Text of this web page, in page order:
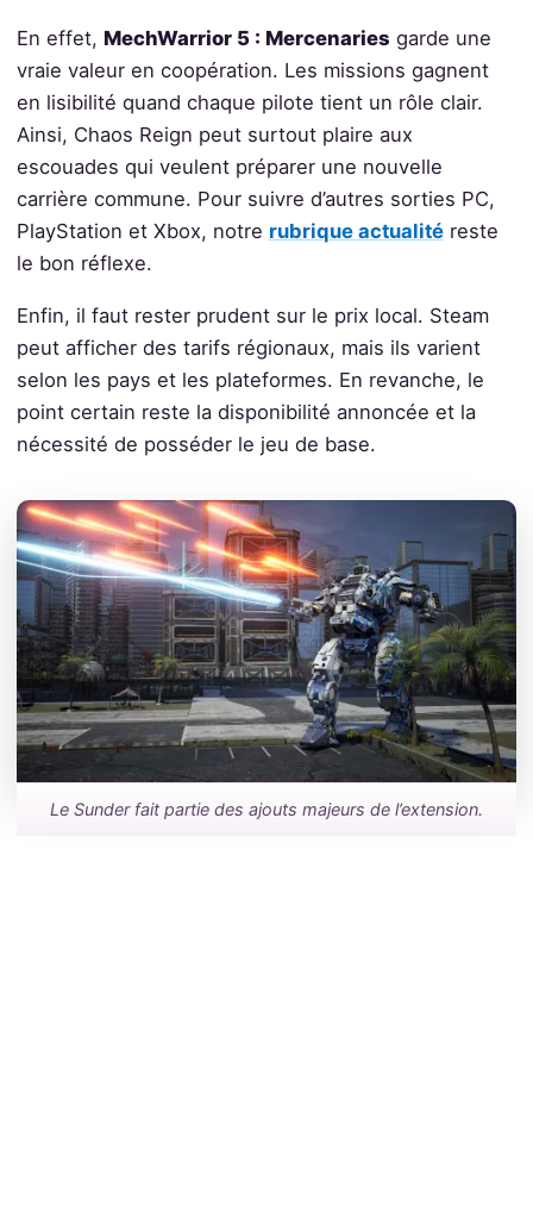
En effet, MechWarrior 5 : Mercenaries garde une
vraie valeur en coopération. Les missions gagnent
en lisibilité quand chaque pilote tient un rôle clair.
Ainsi, Chaos Reign peut surtout plaire aux
escouades qui veulent préparer une nouvelle
carrière commune. Pour suivre d’autres sorties PC,
PlayStation et Xbox, notre rubrique actualitéreste
le bon réflexe.
Enfin, il faut rester prudent sur le prix local. Steam
peut afficher des tarifs régionaux, mais ils varient
selon les pays et les plateformes. En revanche, le
point certain reste la disponibilité annoncée et la
nécessité de posséder le jeu de base.
Le Sunder fait partie des ajouts majeurs de l’extension.